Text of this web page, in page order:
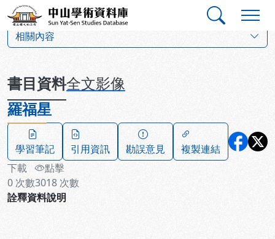
跳到主要內容
中山學術資料庫
相關內容
書目資料全文影像
羅福星
學習筆記 引用資訊 勘誤意見
複製連結
下載
0 次數
點擊
3018 次數
詮釋資料說明